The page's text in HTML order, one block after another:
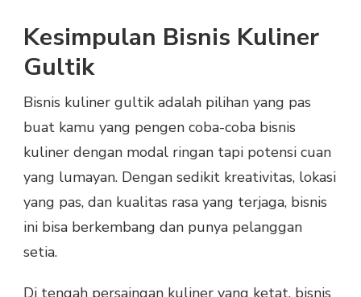
Kesimpulan Bisnis Kuliner
Gultik
Bisnis kuliner gultik adalah pilihan yang pas
buat kamu yang pengen coba-coba bisnis
kuliner dengan modal ringan tapi potensi cuan
yang lumayan. Dengan sedikit kreativitas, lokasi
yang pas, dan kualitas rasa yang terjaga, bisnis
ini bisa berkembang dan punya pelanggan
setia.
Di tengah persaingan kuliner yang ketat, bisnis